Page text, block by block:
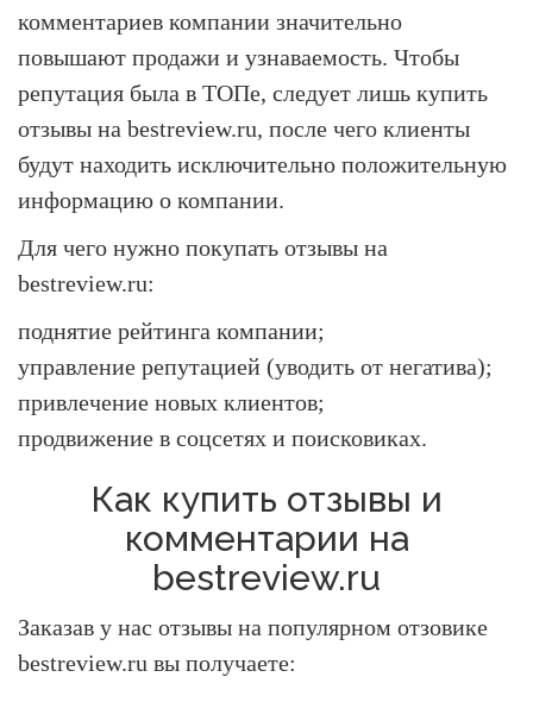
комментариев компании значительно
повышают продажи и узнаваемость. Чтобы
репутация была в ТОПе, следует лишь купить
отзывы на bestreview.ru, после чего клиенты
будут находить исключительно положительную
информацию о компании.
Для чего нужно покупать отзывы на
bestreview.ru:
поднятие рейтинга компании;
управление репутацией (уводить от негатива);
привлечение новых клиентов;
продвижение в соцсетях и поисковиках.
Как купить отзывы и
комментарии на
bestreview.ru
Заказав у нас отзывы на популярном отзовике
bestreview.ru вы получаете: